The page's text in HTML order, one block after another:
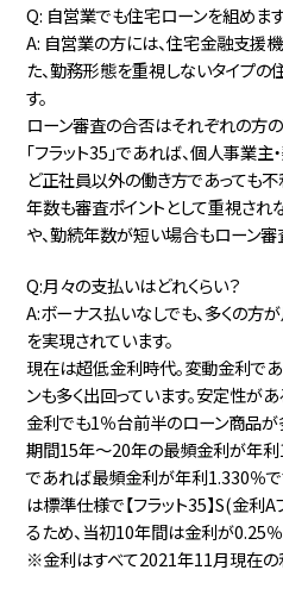
Q: 自営業でも住宅ローンを組めま
A: 自営業の方には、住宅金融支援機
た、勤務形態を重視しないタイプの
す。
ローン審査の合否はそれぞれの方の
「フラット35」であれば、個人事業
ど正社員以外の働き方であっても
年数も審査ポイントとして重視され
や、勤続年数が短い場合もローン審
Q:月々の支払いはどれくらい？
A:ボーナス払いなしでも、多くの方
を実現されています。
現在は超低金利時代。変動金利で
ンも多く出回っています。安定性が
金利でも1％台前半のローン商品が
期間15年～20年の最頻金利が年
であれば最頻金利が年利1.330％で
は標準仕様で【フラット35】S(金
るため、当初10年間は金利が0.25％
※金利はすべて2021年11月現在の